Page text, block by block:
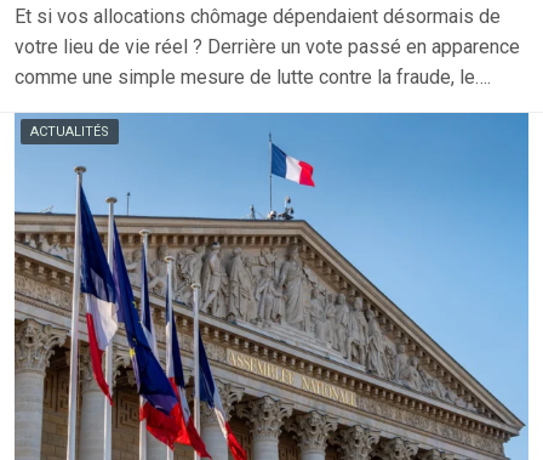
Et si vos allocations chômage dépendaient désormais de
votre lieu de vie réel ? Derrière un vote passé en apparence
comme une simple mesure de lutte contre la fraude, le….
ACTUALITÉS